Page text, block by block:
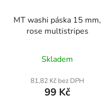
MT washi páska 15 mm,
rose multistripes
Skladem
81,82 Kč bez DPH
99 Kč